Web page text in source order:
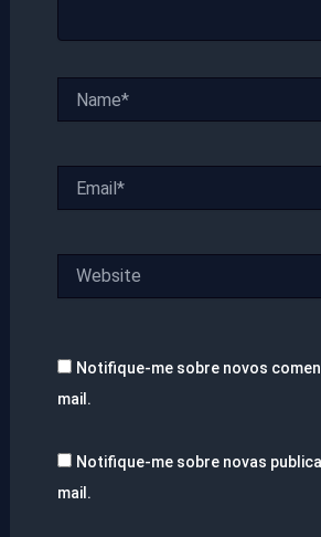
Notifique-me sobre novos
mail.
Notifique-me sobre novas
mail.